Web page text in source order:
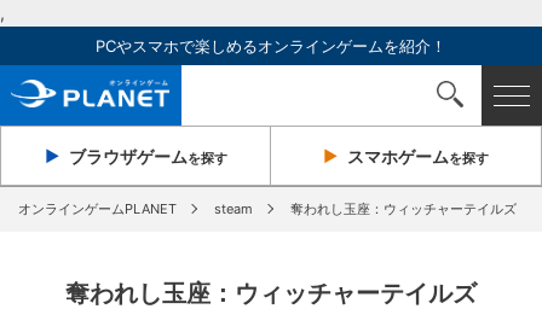
,
PCやスマホで楽しめるオンラインゲームを紹介！
ブラウザゲームを探す スマホゲームを探す
オンラインゲームPLANET steam 奪われし玉座：ウィッチャーテイルズ
奪われし玉座：ウィッチャーテイルズ